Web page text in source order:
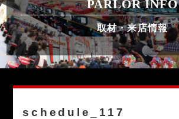
PARLOR INFO
取材・来店情報
schedule_117